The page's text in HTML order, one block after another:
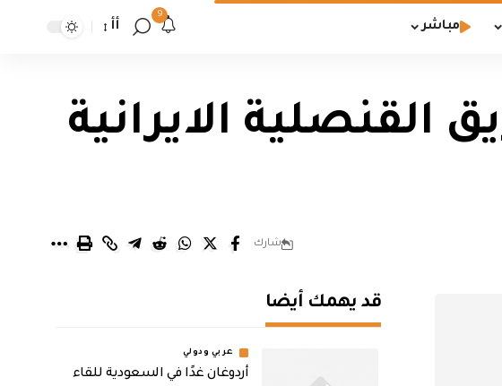
مباشر
9
أأ
القنصلية الايرانية
شارك
قد يهمك أيضا
عربي ودولي
أردوغان غدًا في السعودية للقاء